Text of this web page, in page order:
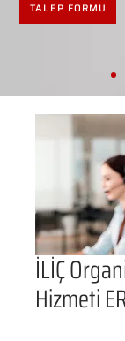
TALEP FORMU
İLİÇ
Hizmeti